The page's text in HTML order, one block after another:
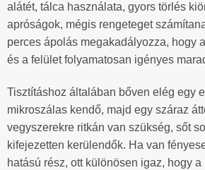
alátét, tálca használata, gyors törlés
apróságok, mégis rengeteget
perces ápolás megakadályozza, hogy
és a felület folyamatosan igényes
Tisztításhoz általában bőven elég egy
mikroszálas kendő, majd egy száraz
vegyszerekre ritkán van szükség, sőt
kifejezetten kerülendők. Ha van
hatású rész, ott különösen igaz, hogy